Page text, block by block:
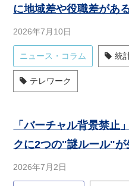
に地域差や役職差があ
2026年7月10日
ニュース・コラム 統
テレワーク
「バーチャル背景禁
クに2つの"謎ルール"が
2026年7月2日